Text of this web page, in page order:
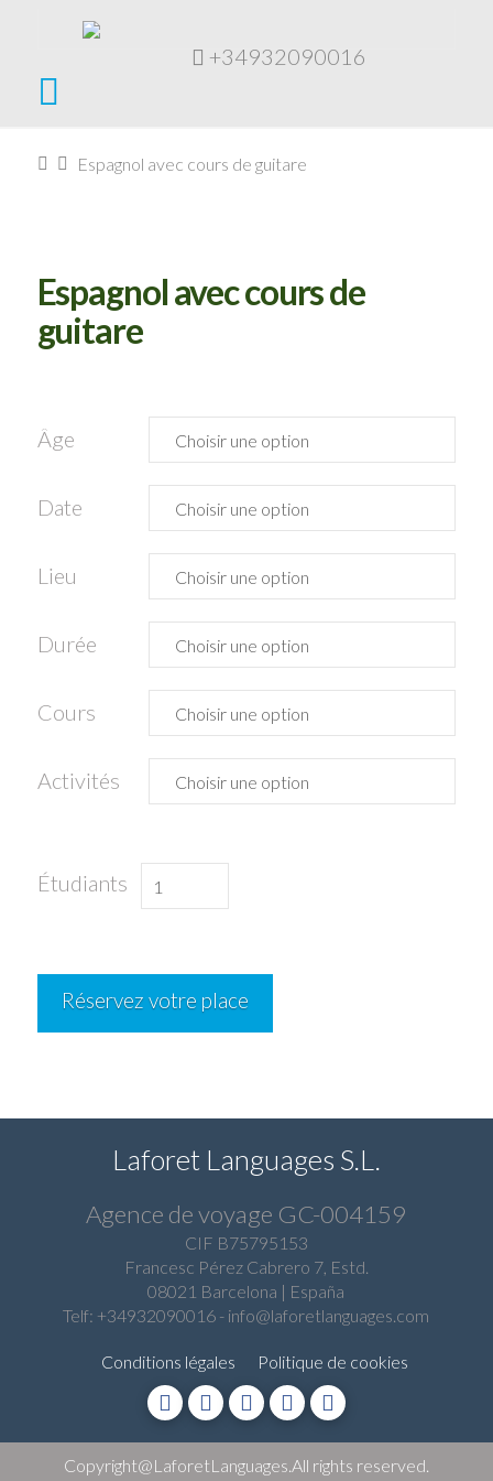
+34932090016
HomeEspagnol avec cours de guitare
Espagnol avec cours de
guitare
Âge
Date
Lieu
Durée
Cours
Activités
Étudiants
quantité
de
Réservez votre place
Laforet Languages S.L.
Agence de voyage GC-004159
CIF B75795153
Francesc Pérez Cabrero 7, Estd.
08021 Barcelona | España
Telf: +34932090016 - info@laforetlanguages.com
Conditions légales Politique de cookies
Copyright@LaforetLanguages.All rights reserved.